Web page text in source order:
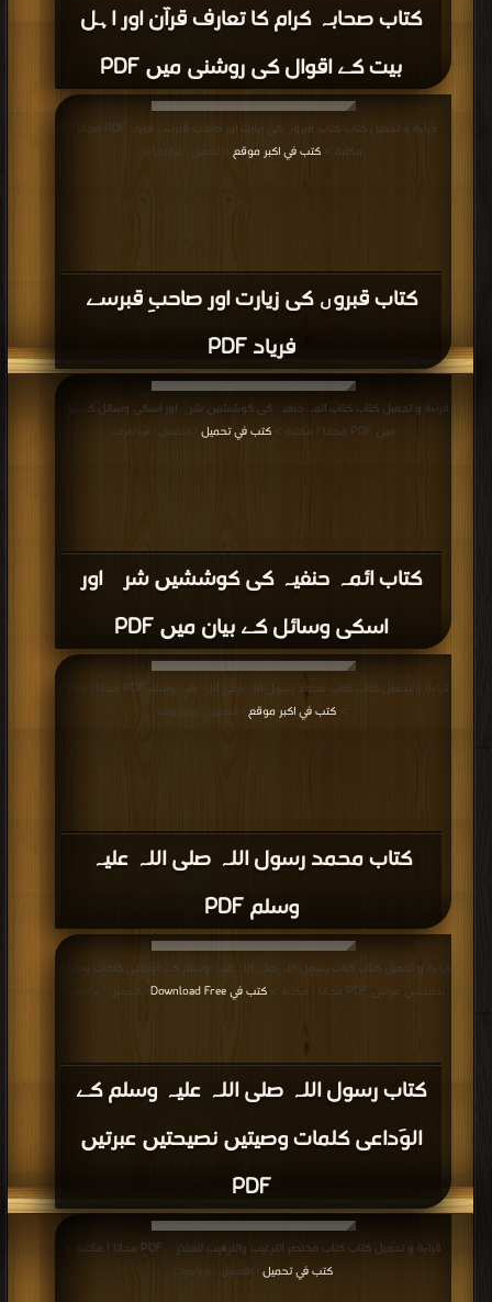
كتاب صحابہ کرام کا تعارف قرآن اور اہل
بیت کے اقوال کی روشنی میں PDF
كتاب قبروں کی زیارت اور صاحبِ قبرسے
فریاد PDF
قراءة و تحميل كتاب كتاب قبروں کی زیارت اور صاحبِ قبرسے فریاد PDF مجانا |
مكتبة > كتب في اكبر موقع | التحميل : مرة/مرات
كتاب ائمہ حنفیہ کی کوششیں شرک اور
اسکی وسائل کے بیان میں PDF
قراءة و تحميل كتاب كتاب ائمہ حنفیہ کی کوششیں شرک اور اسکی وسائل کے بیان
میں PDF مجانا | مكتبة >
كتب في تحميل | التحميل : مرة/مرات
كتاب محمد رسول اللہ صلی اللہ علیہ
وسلم PDF
قراءة و تحميل كتاب كتاب محمد رسول اللہ صلی اللہ علیہ وسلم PDF مجانا | مكتبة
> كتب في اكبر موقع | التحميل : مرة/مرات
كتاب رسول اللہ صلى اللہ علیہ وسلم کے
الوَداعى کلمات وصیتیں نصیحتیں عبرتیں
PDF
قراءة و تحميل كتاب كتاب رسول اللہ صلى اللہ علیہ وسلم کے الوَداعى کلمات وصیتیں
نصیحتیں عبرتیں PDF مجانا | مكتبة >
كتب في Download Free | التحميل : مرة/مرات
قراءة و تحميل كتاب كتاب مختصر الترغیب والترھیب للمنذری PDF مجانا | مكتبة >
كتب في تحميل
| التحميل : مرة/مرات